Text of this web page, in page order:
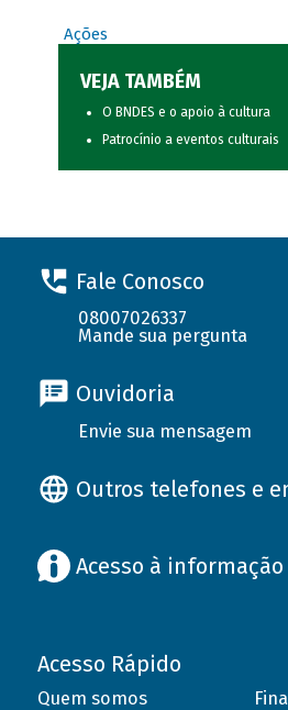
Ações
VEJA TAMBÉM
O BNDES e o apoio à cultura
Patrocínio a eventos culturais
Fale Conosco
08007026337
Mande sua pergunta
Ouvidoria
Envie sua mensagem
Outros telefones e
Acesso à informação
Acesso Rápido
Quem somos